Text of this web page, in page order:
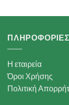
ΠΛΗΡΟΦΟΡΙΕΣ
Η εταιρεία
Όροι Χρήσης
Πολιτική